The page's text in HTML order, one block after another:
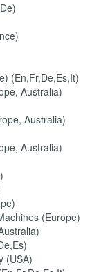
(En,Fr,De,Es,It)
Australia)
Australia)
Australia)
(Europe)
(USA)